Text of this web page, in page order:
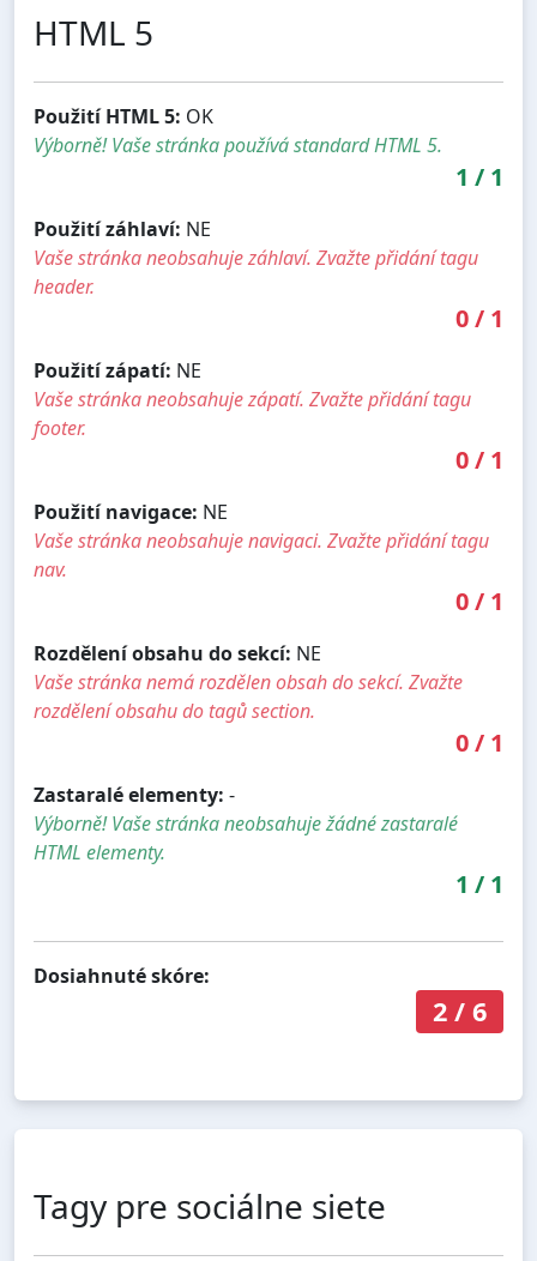
HTML 5
Použití HTML 5: OK
Výborně! Vaše stránka používá standard HTML 5.
1 / 1
Použití záhlaví: NE
Vaše stránka neobsahuje záhlaví. Zvažte přidání tagu
header.
0/ 1
Použití zápatí: NE
Vaše stránka neobsahuje zápatí. Zvažte přidání tagu
footer.
0/ 1
Použití navigace: NE
Vaše stránka neobsahuje navigaci. Zvažte přidání tagu
nav.
0/ 1
Rozdělení obsahu do sekcí: NE
Vaše stránka nemá rozdělen obsah do sekcí. Zvažte
rozdělení obsahu do tagů section.
0/ 1
Zastaralé elementy: -
Výborně! Vaše stránka neobsahuje žádné zastaralé
HTML elementy.
1 / 1
Dosiahnuté skóre:
2/ 6
Tagy pre sociálne siete